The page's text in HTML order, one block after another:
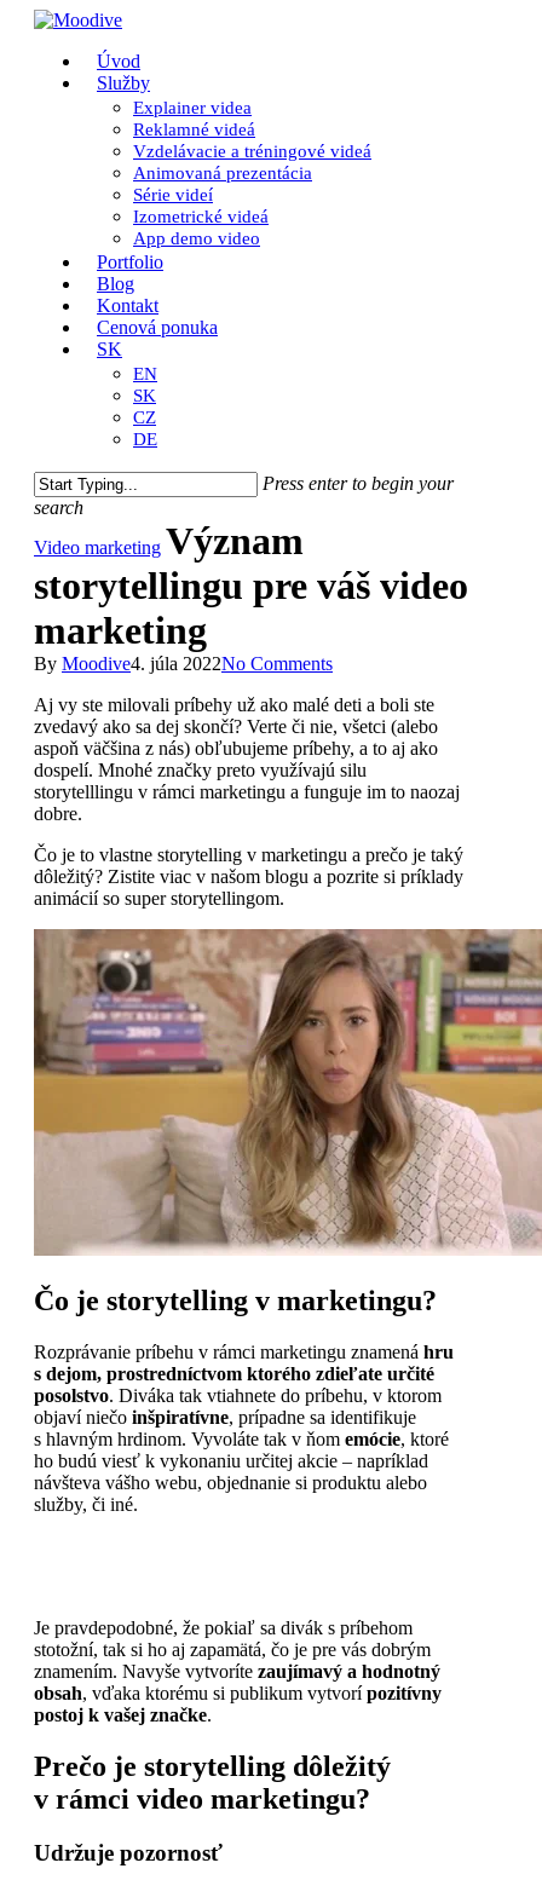
Skip
content
Menu
Úvod
Služby
Explainer videa
Reklamné videá
Vzdelávacie a tréningové videá
Animovaná prezentácia
Série videí
Izometrické videá
App demo video
Portfolio
Blog
Kontakt
Cenová ponuka
SK
EN
SK
CZ
DE
Press enter to begin your
search
Search
Video marketing Význam
storytellingu pre váš video
marketing
By Moodive4. júla 2022No Comments
Aj vy ste milovali príbehy už ako malé deti a boli ste
zvedavý ako sa dej skončí? Verte či nie, všetci (alebo
aspoň väčšina z nás) obľubujeme príbehy, a to aj ako
dospelí. Mnohé značky preto využívajú silu
storytelllingu v rámci marketingu a funguje im to naozaj
dobre.
Čo je to vlastne storytelling v marketingu a prečo je taký
dôležitý? Zistite viac v našom blogu a pozrite si príklady
animácií so super storytellingom.
Čo je storytelling v marketingu?
Rozprávanie príbehu v rámci marketingu znamená hru
s dejom, prostredníctvom ktorého zdieľate určité
posolstvo. Diváka tak vtiahnete do príbehu, v ktorom
objaví niečo inšpiratívne, prípadne sa identifikuje
s hlavným hrdinom. Vyvoláte tak v ňom emócie, ktoré
ho budú viesť k vykonaniu určitej akcie – napríklad
návšteva vášho webu, objednanie si produktu alebo
služby, či iné.
Je pravdepodobné, že pokiaľ sa divák s príbehom
stotožní, tak si ho aj zapamätá, čo je pre vás dobrým
znamením. Navyše vytvoríte zaujímavý a hodnotný
obsah, vďaka ktorému si publikum vytvorípozitívny
postoj k vašej značke.
Prečo je storytelling dôležitý
v rámci video marketingu?
Udržuje pozornosť